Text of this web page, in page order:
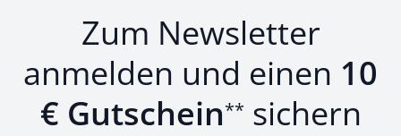
Zum Newsletter
anmelden und einen 10
€ Gutschein** sichern